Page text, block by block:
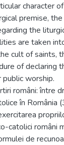
character
premise,
the
are taken
cult of saints,
of declaring
worship.
români: între
în România
catolici români
de